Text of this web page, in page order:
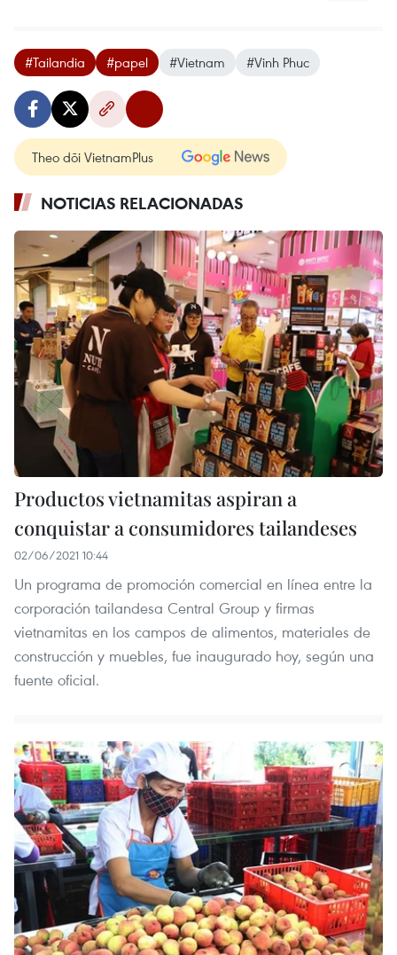
#Tailandia #papel #Vietnam #Vinh Phuc
Theo dõi VietnamPlus
NOTICIAS RELACIONADAS
Productos vietnamitas aspiran a
conquistar a consumidores tailandeses
02/06/2021 10:44
Un programa de promoción comercial en línea entre la
corporación tailandesa Central Group y firmas
vietnamitas en los campos de alimentos, materiales de
construcción y muebles, fue inaugurado hoy, según una
fuente oficial.